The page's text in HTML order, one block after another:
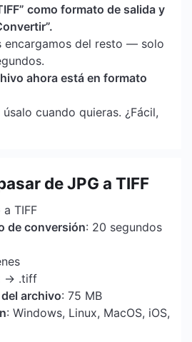
como formato de salida y
encargamos del resto — solo
ahora está en formato
cuando quieras. ¿Fácil,
de JPG a TIFF
a TIFF
de conversión: 20 segundos
→ .tiff
archivo: 75 MB
: Windows, Linux, MacOS, iOS,